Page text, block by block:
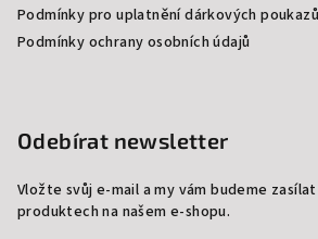
Podmínky pro uplatnění dárkových poukazů
Podmínky ochrany osobních údajů
Odebírat newsletter
Vložte svůj e-mail a my vám budeme
produktech na našem e-shopu.